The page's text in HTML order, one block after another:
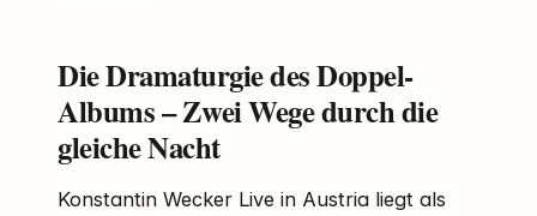
Die Dramaturgie des Doppel-
Albums – Zwei Wege durch die
gleiche Nacht
Konstantin Wecker Live in Austria liegt als